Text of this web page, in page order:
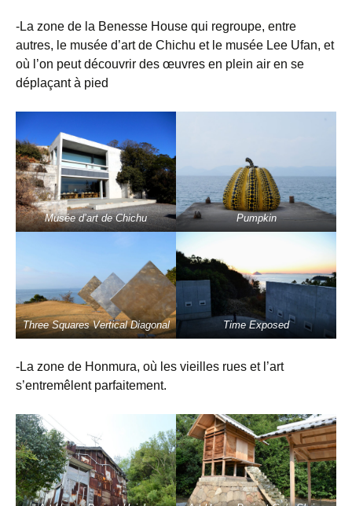
-La zone de la Benesse House qui regroupe, entre
autres, le musée d’art de Chichu et le musée Lee Ufan, et
où l’on peut découvrir des œuvres en plein air en se
déplaçant à pied
Musée d’art de Chichu Pumpkin
Three Squares Vertical Diagonal Time Exposed
-La zone de Honmura, où les vieilles rues et l’art
s’entremêlent parfaitement.